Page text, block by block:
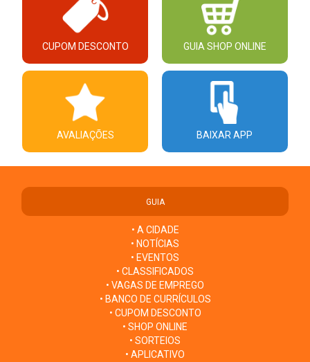
CUPOM DESCONTO GUIA SHOP ONLINE
AVALIAÇÕES BAIXAR APP
GUIA
• A CIDADE
• NOTÍCIAS
• EVENTOS
• CLASSIFICADOS
• VAGAS DE EMPREGO
• BANCO DE CURRÍCULOS
• CUPOM DESCONTO
• SHOP ONLINE
• SORTEIOS
• APLICATIVO